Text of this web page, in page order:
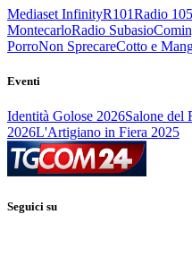
Mediaset InfinityR101Radio 105
MontecarloRadio Subasio
PorroNon SprecareCotto e
Eventi
Identità Golose 2026Salone del
2026L'Artigiano in Fiera 2025
Seguici su